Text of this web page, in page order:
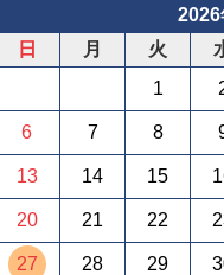
2026
日
月 火
1
6 7 8
13 14 15
20 21 22
27 28 29